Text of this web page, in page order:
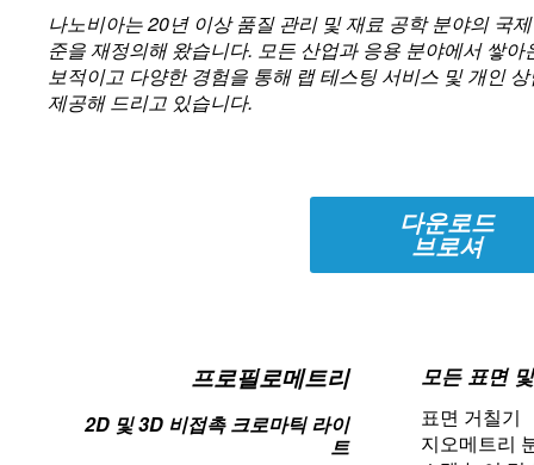
나노비아는 20년 이상 품질 관리 및 재료 공학 분야의 국
준을 재정의해 왔습니다. 모든 산업과 응용 분야에서 쌓아
보적이고 다양한 경험을 통해 랩 테스팅 서비스 및 개인
제공해 드리고 있습니다.
다운로드
브로셔
프로필로메트리
2D 및 3D 비접촉 크로마틱 라이
트
모든 표면
표면 거칠기
지오메트리